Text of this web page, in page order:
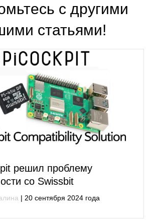
с другими
статьями!
отказываемся от наших